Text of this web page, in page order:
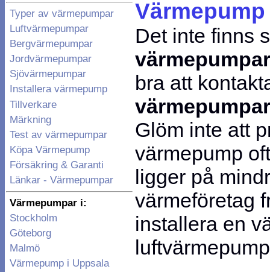
Typer av värmepumpar
Luftvärmepumpar
Bergvärmepumpar
Jordvärmepumpar
Sjövärmepumpar
Installera värmepump
Tillverkare
Märkning
Test av värmepumpar
Köpa Värmepump
Försäkring & Garanti
Länkar - Värmepumpar
Värmepumpar i:
Stockholm
Göteborg
Malmö
Värmepump i Uppsala
Det inte finns
värmepumpar
bra att
värmepumpar
Glöm inte att
värmepump
ligger på
värmeföretag
installera en